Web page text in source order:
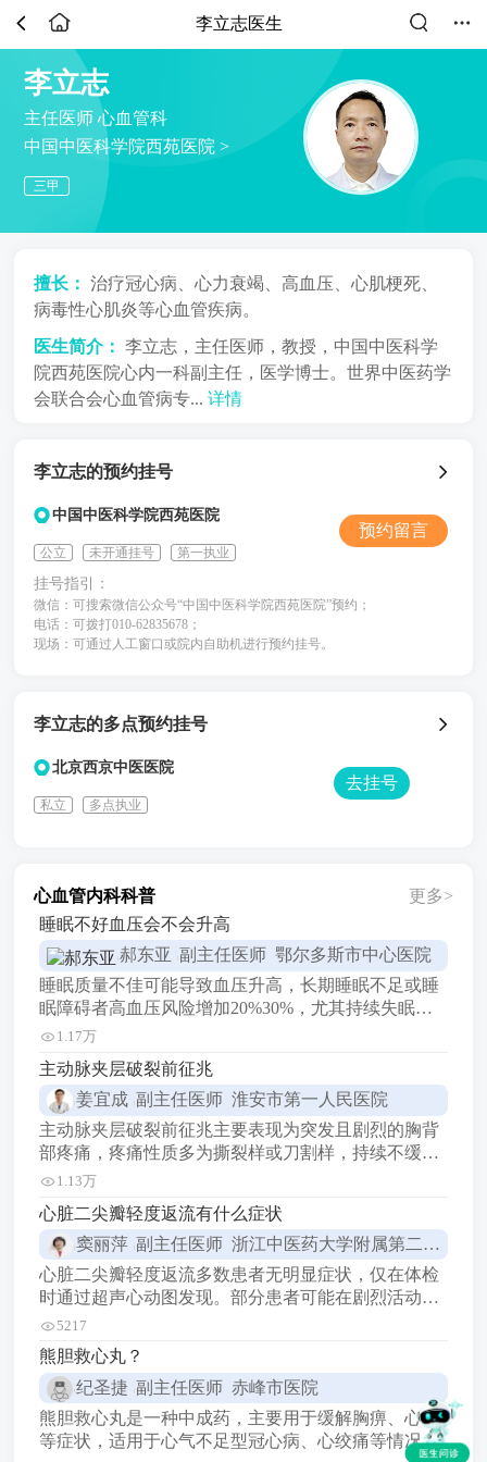
李立志医生
李立志
主任医师 心血管科
中国中医科学院西苑医院 >
三甲
擅长：
治疗冠心病、心力衰竭、高血压、心肌梗死、
病毒性心肌炎等心血管疾病。
医生简介：
李立志，主任医师，教授，中国中医科学
院西苑医院心内一科副主任，医学博士。世界中医药学
会联合会心血管病专... 详情
李立志的预约挂号
中国中医科学院西苑医院
公立 未开通挂号 第一执业
预约留言
挂号指引：
微信：可搜索微信公众号“中国中医科学院西苑医院”预约；
电话：可拨打010-62835678；
现场：可通过人工窗口或院内自助机进行预约挂号。
李立志的多点预约挂号
北京西京中医医院
私立 多点执业
去挂号
心血管内科科普
更多>
睡眠不好血压会不会升高
郝东亚 副主任医师 鄂尔多斯市中心医院
睡眠质量不佳可能导致血压升高，长期睡眠不足或睡
眠障碍者高血压风险增加20%30%，尤其持续失眠超
过1个月时影响更显著。 短期睡眠不足：单次睡眠剥
经兴奋、皮质醇分泌增加是主要机制，次日血压峰值
可能提前出现。 慢性睡眠障碍：长期睡眠呼吸暂停综
合征患者中，约80%合并高血压，夜间反复缺氧
1.17万
主动脉夹层破裂前征兆
姜宜成 副主任医师 淮安市第一人民医院
主动脉夹层破裂前征兆主要表现为突发且剧烈的胸背
部疼痛，疼痛性质多为撕裂样或刀割样，持续不缓
解，部分患者可能伴随冷汗、面色苍白、血压异常
医。 突发剧烈胸痛：最典型征兆，多无明显诱因，疼
痛迅速扩散至背部、腹部等部位，程度剧烈，休息或
药物难以缓解，常见于高血压、动脉粥样硬化患者。
血压异常波动：部分患
1.13万
心脏二尖瓣轻度返流有什么症状
窦丽萍 副主任医师 浙江中医药大学附属第二医院
心脏二尖瓣轻度返流多数患者无明显症状，仅在体检
时通过超声心动图发现。部分患者可能在剧烈活动后
出现轻微胸闷、气短或心悸，通常不影响日常生活。
生理性轻度返流：常见于健康人群，尤其是青少年和
运动员，多为瓣膜结构生理性老化或功能性改变，无
病理意义，无需特殊治疗，建议每年复查心脏超声监
测变化。 病理性轻度返
5217
熊胆救心丸？
纪圣捷 副主任医师 赤峰市医院
熊胆救心丸是一种中成药，主要用于缓解胸痹、心悸
等症状，适用于心气不足型冠心病、心绞痛等情况，